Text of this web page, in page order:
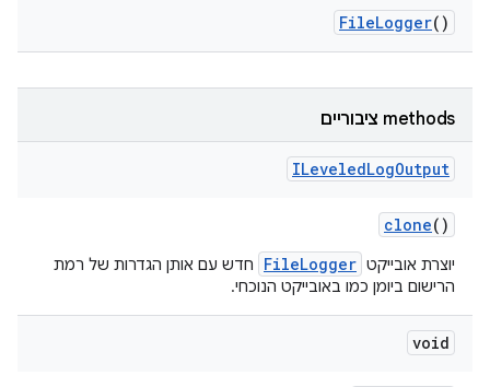
FileLogger()
‫methods ציבוריים
ILeveledLogOutput
clone()
יוצרת אובייקט FileLogger
חדש עם אותן הגדרות של רמת
הרישום ביומן כמו באובייקט הנוכחי.
void